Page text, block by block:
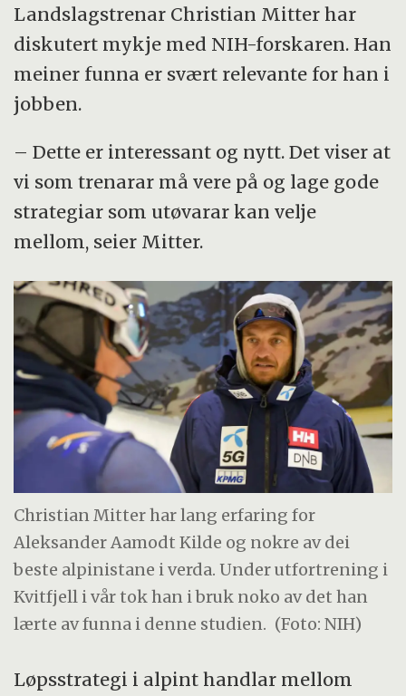
Landslagstrenar Christian Mitter har
diskutert mykje med NIH-forskaren. Han
meiner funna er svært relevante for han i
jobben.
– Dette er interessant og nytt. Det viser at
vi som trenarar må vere på og lage gode
strategiar som utøvarar kan velje
mellom, seier Mitter.
Christian Mitter har lang erfaring for
Aleksander Aamodt Kilde og nokre av dei
beste alpinistane i verda. Under utfortrening i
Kvitfjell i vår tok han i bruk noko av det han
lærte av funna i denne studien. (Foto: NIH)
Løpsstrategi i alpint handlar mellom